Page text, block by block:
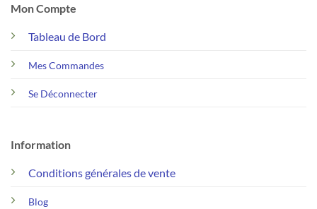
Mon Compte
Tableau de Bord
Mes Commandes
Se Déconnecter
Information
Conditions générales de vente
Blog